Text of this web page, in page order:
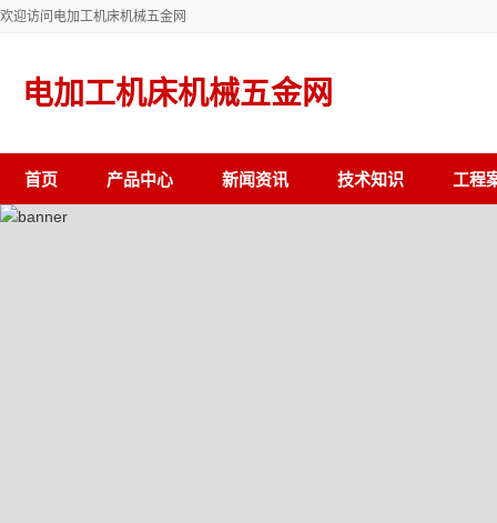
欢迎访问电加工机床机械五金网
电加工机床机械五金网
首页 产品中心 新闻资讯 技术知识 工程